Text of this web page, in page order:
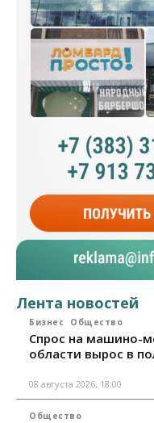
Лента новостей
Бизнес Общество
Спрос на машино-
области вырос в
08 августа 2026, 18:00
Общество